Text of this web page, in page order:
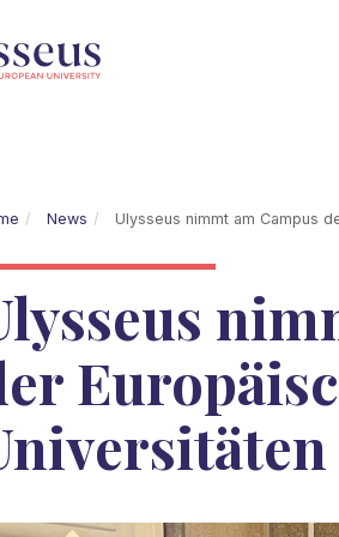
News Ulysseus nimmt am Campus